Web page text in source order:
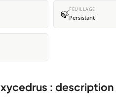
🍃FEUILLAGE
Persistant
: